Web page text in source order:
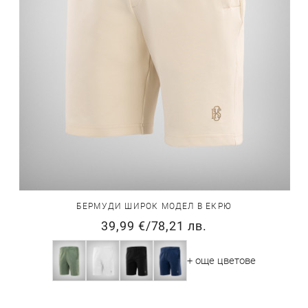
БЕРМУДИ ШИРОК МОДЕЛ В ЕКРЮ
39,99 €/78,21 лв.
+ още цветове